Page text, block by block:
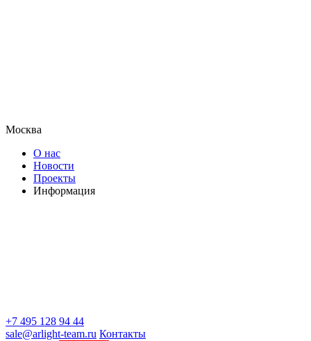
Москва
О нас
Новости
Проекты
Информация
+7 495 128 94 44
sale@arlight-team.ru Контакты